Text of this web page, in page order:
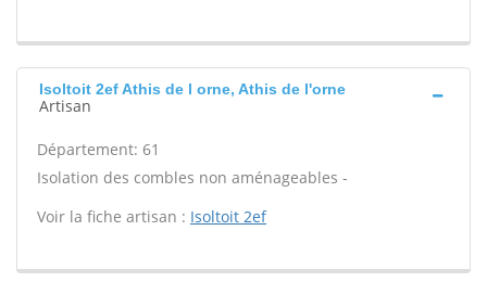
Isoltoit 2ef Athis de l orne, Athis de l'orne
Artisan
Département: 61
Isolation des combles non aménageables -
Voir la fiche artisan : Isoltoit 2ef